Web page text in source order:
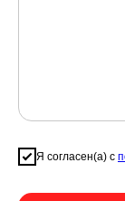
Я согласен(а) с